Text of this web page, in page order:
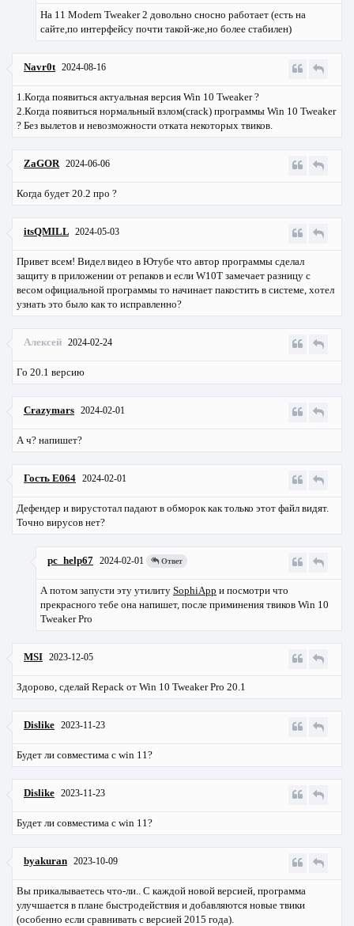
На 11 Modern Tweaker 2 довольно сносно работает (есть на
сайте,по интерфейсу почти такой-же,но более стабилен)
Navr0t 2024-08-16
1.Когда появиться актуальная версия Win 10 Tweaker ?
2.Когда появиться нормальный взлом(crack) программы Win 10 Tweaker
? Без вылетов и невозможности отката некоторых твиков.
ZaGOR 2024-06-06
Когда будет 20.2 про ?
itsQMILL 2024-05-03
Привет всем! Видел видео в Ютубе что автор программы сделал
защиту в приложении от репаков и если W10T замечает разницу с
весом официальной программы то начинает пакостить в системе, хотел
узнать это было как то исправленно?
Алексей 2024-02-24
Го 20.1 версию
Crazymars 2024-02-01
А ч? напишет?
Гость E064 2024-02-01
Дефендер и вирустотал падают в обморок как только этот файл видят.
Точно вирусов нет?
pc_help67 2024-02-01 Ответ
А потом запусти эту утилиту SophiApp и посмотри что
прекрасного тебе она напишет, после приминения твиков Win 10
Tweaker Pro
MSI 2023-12-05
Здорово, сделай Repack от Win 10 Tweaker Pro 20.1
Dislike 2023-11-23
Будет ли совместима с win 11?
Dislike 2023-11-23
Будет ли совместима с win 11?
byakuran 2023-10-09
Вы прикалываетесь что-ли.. С каждой новой версией, программа
улучшается в плане быстродействия и добавляются новые твики
(особенно если сравнивать с версией 2015 года).